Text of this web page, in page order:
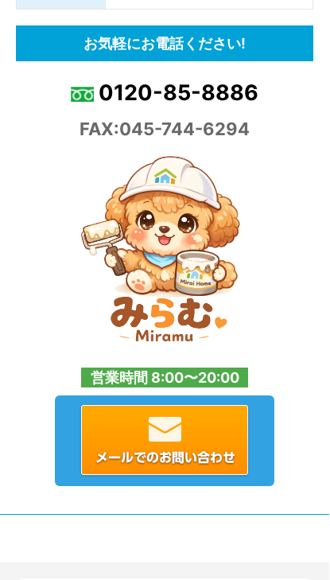
お気軽にお電話ください!
0120-85-8886
FAX:045-744-6294
営業時間 8:00〜20:00